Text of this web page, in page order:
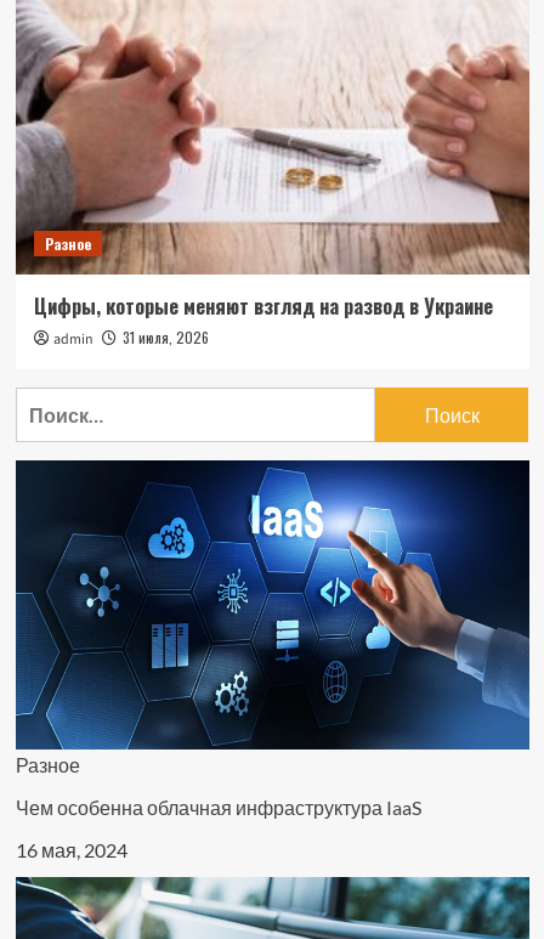
Разное
Цифры, которые меняют взгляд на развод в Украине
admin 31 июля, 2026
Разное
Чем особенна облачная инфраструктура IaaS
16 мая, 2024